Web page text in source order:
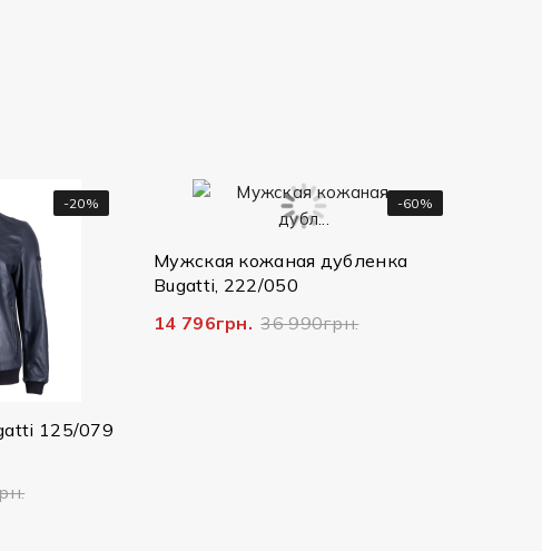
-20%
125/079
-60%
Мужская кожаная дубленка
Bugatti, 222/050
14 796грн.
36 990грн.